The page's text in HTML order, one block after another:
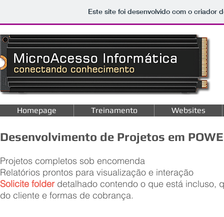
Este site foi desenvolvido com o criador
Homepage Treinamento Websites
Desenvolvimento de Projetos em
Projetos completos sob encomenda
Relatórios prontos para visualização e interação
Solicite folderdetalhado contendo o que está incluso,
do cliente e formas de cobrança.